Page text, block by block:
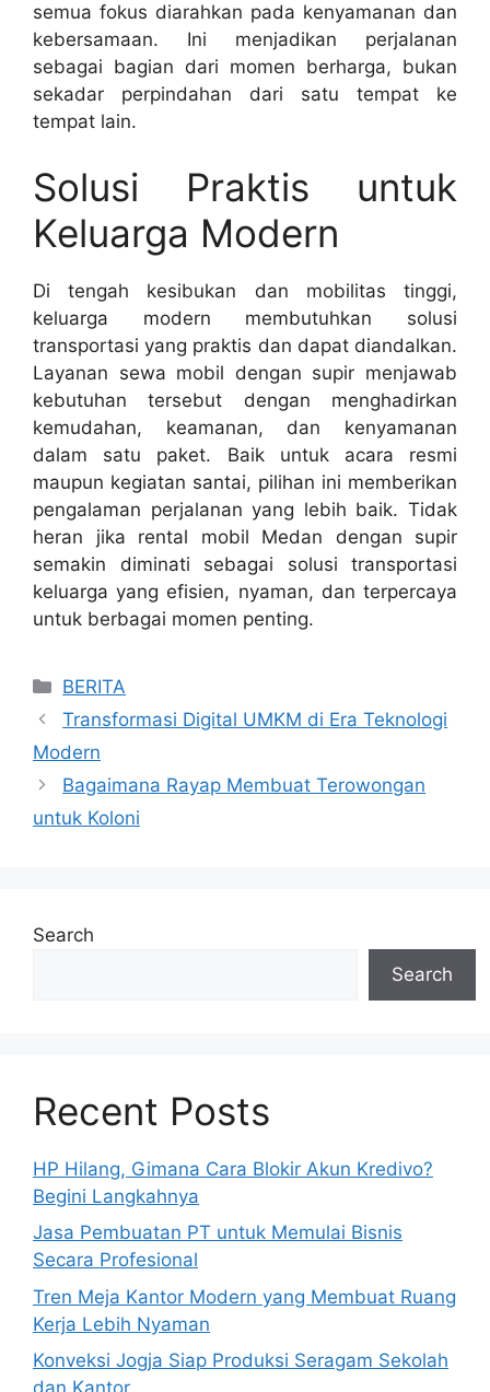
semua fokus diarahkan pada kenyamanan dan
kebersamaan. Ini menjadikan perjalanan
sebagai bagian dari momen berharga, bukan
sekadar perpindahan dari satu tempat ke
tempat lain.
Solusi Praktis untuk
Keluarga Modern
Di tengah kesibukan dan mobilitas tinggi,
keluarga modern membutuhkan solusi
transportasi yang praktis dan dapat diandalkan.
Layanan sewa mobil dengan supir menjawab
kebutuhan tersebut dengan menghadirkan
kemudahan, keamanan, dan kenyamanan
dalam satu paket. Baik untuk acara resmi
maupun kegiatan santai, pilihan ini memberikan
pengalaman perjalanan yang lebih baik. Tidak
heran jika rental mobil Medan dengan supir
semakin diminati sebagai solusi transportasi
keluarga yang efisien, nyaman, dan terpercaya
untuk berbagai momen penting.
Categories
BERITA
Transformasi Digital UMKM di Era Teknologi
Modern
Bagaimana Rayap Membuat Terowongan
untuk Koloni
Search
Search
Recent Posts
HP Hilang, Gimana Cara Blokir Akun Kredivo?
Begini Langkahnya
Jasa Pembuatan PT untuk Memulai Bisnis
Secara Profesional
Tren Meja Kantor Modern yang Membuat Ruang
Kerja Lebih Nyaman
Konveksi Jogja Siap Produksi Seragam Sekolah